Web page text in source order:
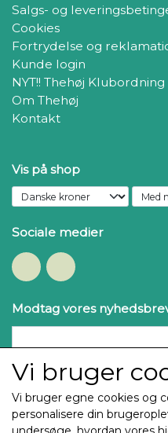
Salgs- og
Cookies
Fortrydelse og
Kunde login
NYT!! Thehøj Klubordning
Om Thehøj
Kontakt
Vis på shop
Sociale medier
Modtag vores
Vi bruger
Vi bruger egne cookies og
personalisere din